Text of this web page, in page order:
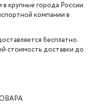
крупные города России.
компании в
бесплатно.
стоимость доставки до